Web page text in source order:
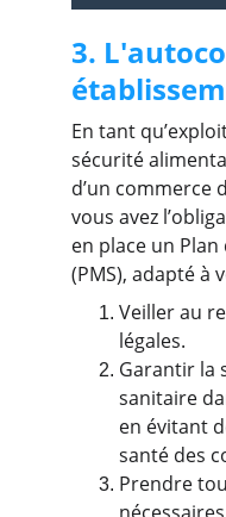
3.
En tant
sécurité
d’un commerce
vous avez
en place un
(PMS), adapté à
Veiller au
légales.
Garantir la
sanitaire
en évitant
santé des
Prendre